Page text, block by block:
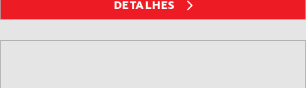
DETALHES